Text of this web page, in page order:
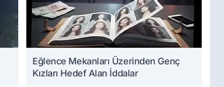
Eğlence Mekanları Üzerinden Genç
Kızları Hedef Alan İddalar